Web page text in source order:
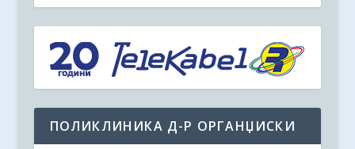
ПОЛИКЛИНИКА Д-Р ОРГАНЏИСКИ